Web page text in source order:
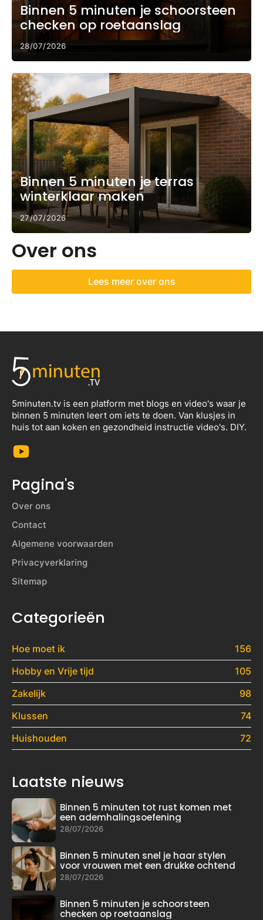
Binnen 5 minuten je schoorsteen
checken op roetaanslag
28/07/2026
Binnen 5 minuten je terras
winterklaar maken
27/07/2026
Over ons
Lees meer over ons
5minuten.tv is een platform met blogs en video's waar je
binnen 5 minuten leert om iets te doen. Van klusjes in
huis tot aan koken en gezondheid instructie video's. DIY.
Pagina's
Over ons
Contact
Algemene voorwaarden
Privacyverklaring
Sitemap
Categorieën
Hoe moet ik
156
Hobby en Vrije tijd
105
Zakelijk
98
Klussen
74
Huishouden
72
Laatste nieuws
Binnen 5 minuten tot rust komen met
een ademhalingsoefening
28/07/2026
Binnen 5 minuten snel je haar stylen
voor vrouwen met een drukke ochtend
28/07/2026
Binnen 5 minuten je schoorsteen
checken op roetaanslag